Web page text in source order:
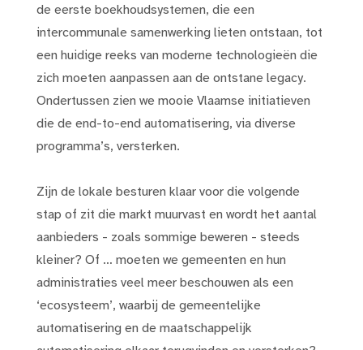
de eerste boekhoudsystemen, die een
intercommunale samenwerking lieten ontstaan, tot
een huidige reeks van moderne technologieën die
zich moeten aanpassen aan de ontstane legacy.
Ondertussen zien we mooie Vlaamse initiatieven
die de end-to-end automatisering, via diverse
programma’s, versterken.
Zijn de lokale besturen klaar voor die volgende
stap of zit die markt muurvast en wordt het aantal
aanbieders - zoals sommige beweren - steeds
kleiner? Of … moeten we gemeenten en hun
administraties veel meer beschouwen als een
‘ecosysteem’, waarbij de gemeentelijke
automatisering en de maatschappelijk